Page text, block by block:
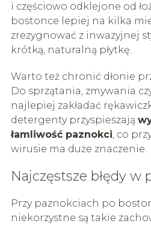
i częściowo odklejone od
bostonce lepiej na kilka
zrezygnować z inwazyjnej
krótką, naturalną płytkę.
Warto też chronić dłonie
Do sprzątania, zmywania
najlepiej zakładać
detergenty przyspieszają
łamliwość paznokci, co
wirusie ma duże znaczenie.
Najczęstsze błędy w
Przy paznokciach po
niekorzystne są takie